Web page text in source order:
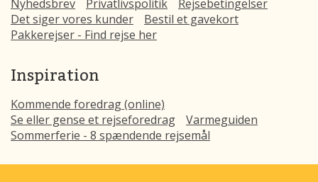
Nyhedsbrev
Privatlivspolitik
Rejsebetingelser
Det siger vores kunder
Bestil et gavekort
Pakkerejser - Find rejse her
Inspiration
Kommende foredrag (online)
Se eller gense et rejseforedrag
Varmeguiden
Sommerferie - 8 spændende rejsemål